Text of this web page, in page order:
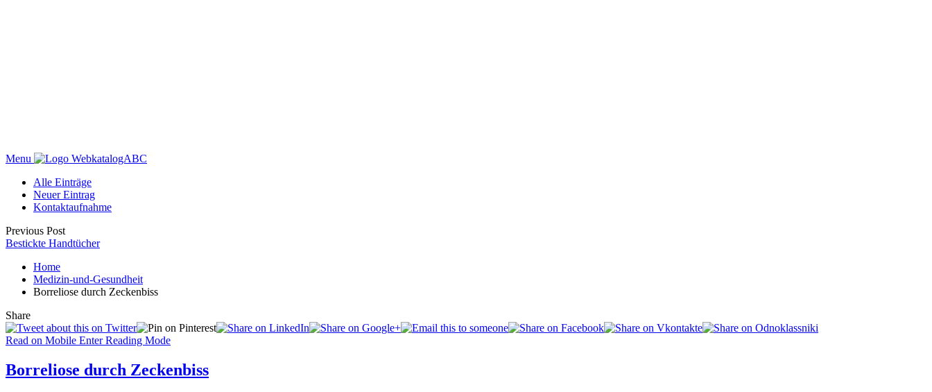
Menu
WebkatalogABC
Alle Einträge
Neuer Eintrag
Kontaktaufnahme
Previous Post
Bestickte Handtücher
Home
Medizin-und-Gesundheit
Borreliose durch Zeckenbiss
Share
Read on Mobile Enter Reading Mode
Borreliose durch Zeckenbiss